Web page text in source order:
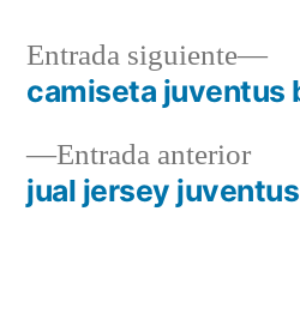
Navegación
de
entradas
Entrada anterior
jual jersey
Entrada siguiente
camiseta juventus